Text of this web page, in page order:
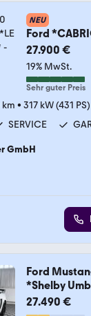
NEU
Ford
ARANTIE*
27.900 €
19% MwSt.
Sehr guter Preis
• 317 kW (431 PS)
SERVICE
GmbH
Ford
*Shelby
27.490 €